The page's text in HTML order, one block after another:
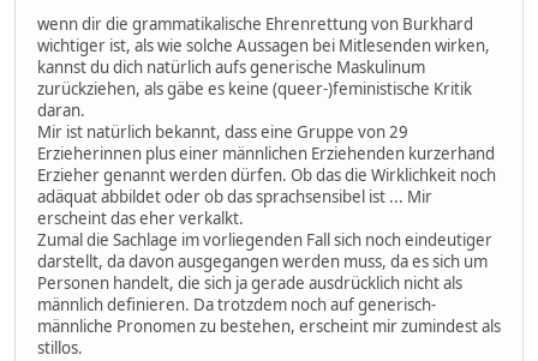
wenn dir die grammatikalische Ehrenrettung von Burkhard
wichtiger ist, als wie solche Aussagen bei Mitlesenden wirken,
kannst du dich natürlich aufs generische Maskulinum
zurückziehen, als gäbe es keine (queer-)feministische Kritik
daran.
Mir ist natürlich bekannt, dass eine Gruppe von 29
Erzieherinnen plus einer männlichen Erziehenden kurzerhand
Erzieher genannt werden dürfen. Ob das die Wirklichkeit noch
adäquat abbildet oder ob das sprachsensibel ist ... Mir
erscheint das eher verkalkt.
Zumal die Sachlage im vorliegenden Fall sich noch eindeutiger
darstellt, da davon ausgegangen werden muss, da es sich um
Personen handelt, die sich ja gerade ausdrücklich nicht als
männlich definieren. Da trotzdem noch auf generisch-
männliche Pronomen zu bestehen, erscheint mir zumindest als
stillos.